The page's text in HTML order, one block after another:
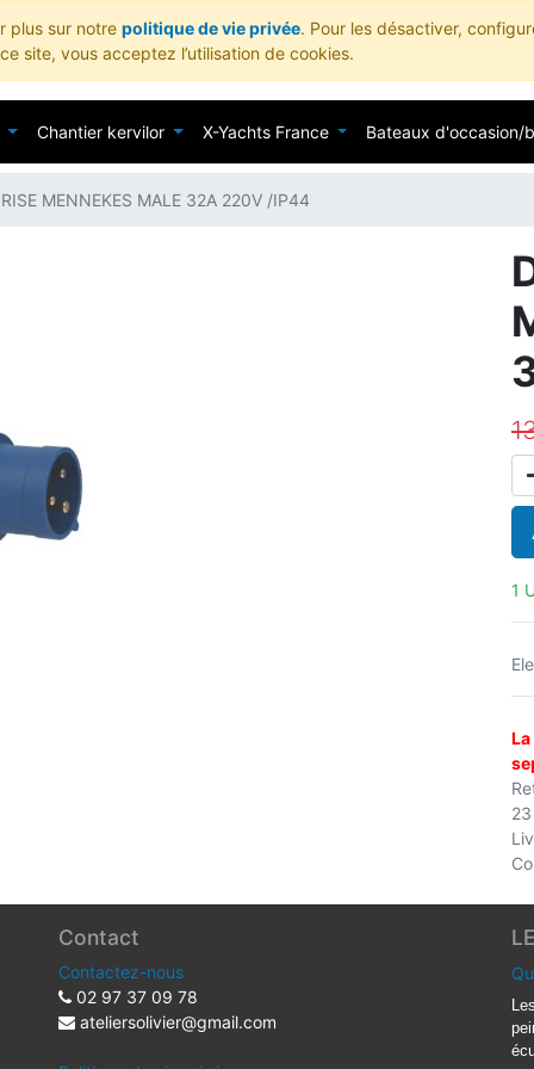
plus sur notre politique de vie privée. Pour les désactiver,
site, vous acceptez l’utilisation de cookies.
Chantier kervilor X-Yachts France Bateaux d'occasion/
MENNEKES MALE 32A 220V /IP44
1
Contact
Contactez-nous
02 97 37 09 78
ateliersolivier@gmail.com